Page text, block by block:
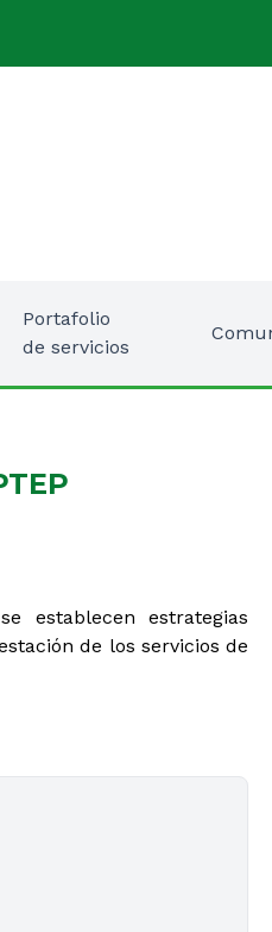
Portafolio
de servicios
establecen estrategias
de los servicios de